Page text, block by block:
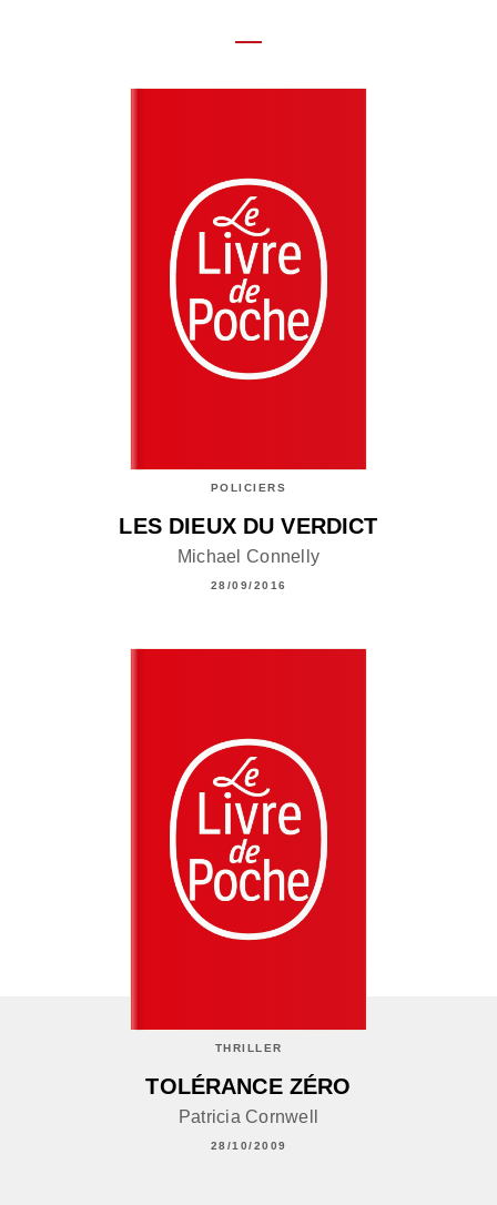
POLICIERS
LES DIEUX DU VERDICT
Michael Connelly
28/09/2016
THRILLER
TOLÉRANCE ZÉRO
Patricia Cornwell
28/10/2009